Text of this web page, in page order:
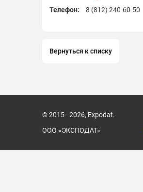
Телефон:
8 (812) 240-60-50
Вернуться к списку
© 2015 - 2026, Expodat.
ООО «ЭКСПОДАТ»